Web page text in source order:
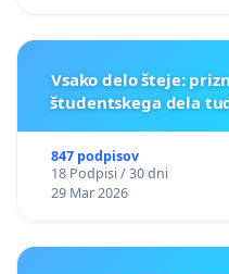
Vsako delo šteje:
študentskega dela
847 podpisov
18 Podpisi / 30 dni
29 Mar 2026